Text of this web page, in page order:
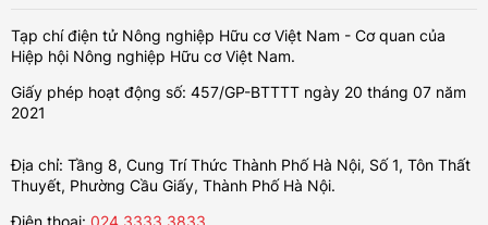
Tạp chí điện tử Nông nghiệp Hữu cơ Việt Nam - Cơ quan của
Hiệp hội Nông nghiệp Hữu cơ Việt Nam.
Giấy phép hoạt động số: 457/GP-BTTTT ngày 20 tháng 07 năm
2021
Địa chỉ: Tầng 8, Cung Trí Thức Thành Phố Hà Nội, Số 1, Tôn Thất
Thuyết, Phường Cầu Giấy, Thành Phố Hà Nội.
Điện thoại: 024.3333.3833